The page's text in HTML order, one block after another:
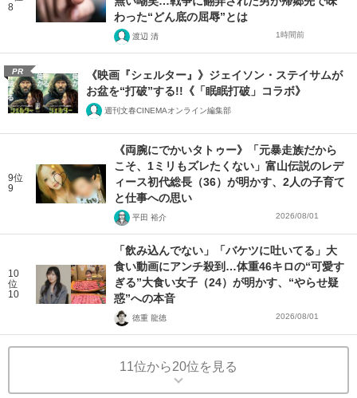
8
わった“どん底の屈辱”とは
渡辺 清 1時間前
PR
《映画『シェルター』》ジェイソン・ステイサムが
お盆を“打破”する!!《「眠眠打破」コラボ》
週刊文春CINEMAオンライン編集部
9位
9
《両腕にでかいタトゥー》「元暴走族だから
こそ、1ミリもズレたくない」富山伝説のレデ
ィース初代総長（36）が明かす、2人の子育て
と仕事への思い
平田 裕介 2026/08/01
10
位
10
「飲み込んでない」「バケツに吐いてる」大
食い動画にアンチ殺到…体重46キロの“可愛す
ぎる”大食い女子（24）が明かす、“やらせ疑
惑”への本音
徳重 龍徳 2026/08/01
11位から20位を見る